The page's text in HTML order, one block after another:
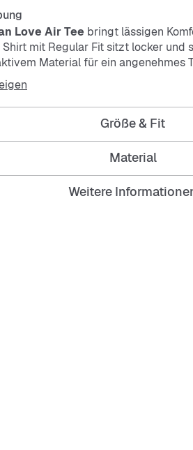
Love Air Tee bringt lässigen
mit Regular Fit sitzt locker und
Material für ein angenehmes
mit dem Jumpman-Logo macht
Fit für entspannten Sitz
Größe & Fit
Material
Weitere